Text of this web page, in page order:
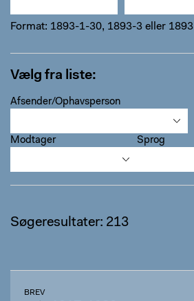
Format: 1893-1-30, 1893-3 eller 1893
Vælg fra liste
Afsender/Ophavsperson
Modtager Sprog
Søgeresultater: 213
BREV